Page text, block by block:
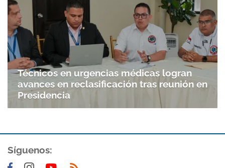
Técnicos en urgencias médicas logran
avances en reclasificación tras reunión en
Presidencia
Síguenos: